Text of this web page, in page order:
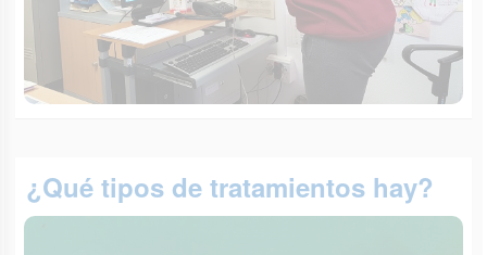
¿Qué tipos de tratamientos hay?